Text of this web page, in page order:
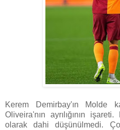
Kerem Demirbay'ın Molde
Oliveira'nın ayrılığının
olarak dahi düşünülmedi.